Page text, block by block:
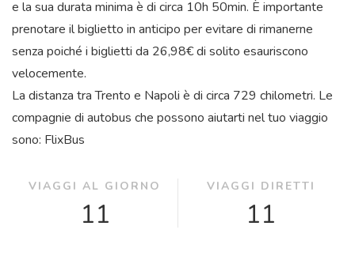
e la sua durata minima è di circa 10h 50min. È importante
prenotare il biglietto in anticipo per evitare di rimanerne
senza poiché i biglietti da 26,98€ di solito esauriscono
velocemente.
La distanza tra Trento e Napoli è di circa 729 chilometri. Le
compagnie di autobus che possono aiutarti nel tuo viaggio
sono: FlixBus
VIAGGI AL GIORNO
11
VIAGGI DIRETTI
11